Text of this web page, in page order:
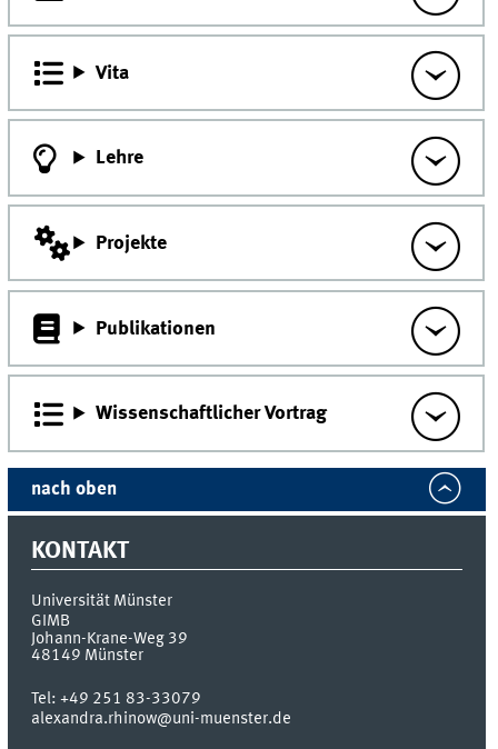
Vita
Lehre
Projekte
Publikationen
Wissenschaftlicher Vortrag
nach oben
KONTAKT
Universität Münster
GIMB
Johann-Krane-Weg 39
48149 Münster
Tel:+49 251 83-33079
alexandra.rhinow@uni-muenster.de